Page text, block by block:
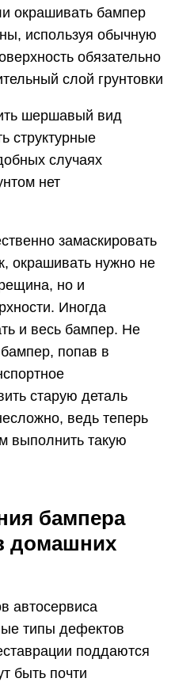
окрашивать бампер
используя обычную
обязательно
слой грунтовки
шершавый вид
структурные
случаях
нет
замаскировать
окрашивать нужно не
но и
Иногда
и весь бампер. Не
попав в
старую деталь
ведь теперь
выполнить такую
бампера
домашних
автосервиса
типы дефектов
поддаются
быть почти